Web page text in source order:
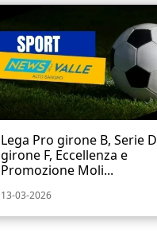
Lega Pro girone B, Serie D
girone F, Eccellenza e
Promozione Moli...
13-03-2026